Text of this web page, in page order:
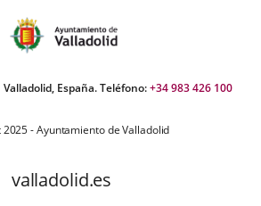
España. Teléfono:+34 983 426 100
- Ayuntamiento de Valladolid
valladolid.es